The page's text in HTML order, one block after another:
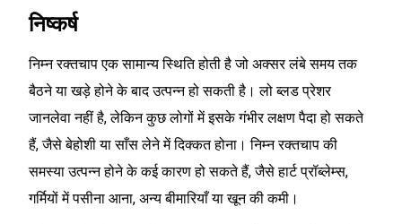
निष्कर्ष
निम्न रक्तचाप एक सामान्य स्थिति होती है जो अक्सर लंबे समय तक
बैठने या खड़े होने के बाद उत्पन्न हो सकती है। लो ब्लड प्रेशर
जानलेवा नहीं है, लेकिन कुछ लोगों में इसके गंभीर लक्षण पैदा हो सकते
हैं, जैसे बेहोशी या साँस लेने में दिक्कत होना। निम्न रक्तचाप की
समस्या उत्पन्न होने के कई कारण हो सकते हैं, जैसे हार्ट प्रॉब्लेम्स,
गर्मियों में पसीना आना, अन्य बीमारियाँ या खून की कमी।